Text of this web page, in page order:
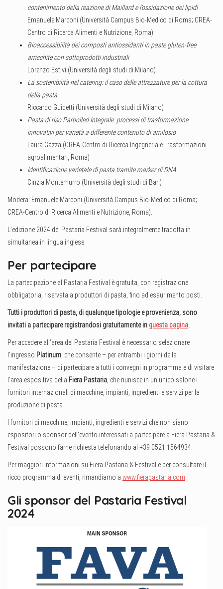
contenimento della reazione di Maillard e l’ossidazione dei lipidi
Emanuele Marconi (Università Campus Bio-Medico di Roma; CREA-
Centro di Ricerca Alimenti e Nutrizione, Roma)
Bioaccessibilità dei composti antiossidanti in paste gluten-free
arricchite con sottoprodotti industriali
Lorenzo Estivi (Università degli studi di Milano)
La sostenibilità nel catering: il caso delle attrezzature per la cottura
della pasta
Riccardo Guidetti (Università degli studi di Milano)
Pasta di riso Parboiled Integrale: processi di trasformazione
innovativi per varietà a differente contenuto di amilosio
Laura Gazza (CREA-Centro di Ricerca Ingegneria e Trasformazioni
agroalimentari, Roma)
Identificazione varietale di pasta tramite marker di DNA
Cinzia Montemurro (Università degli studi di Bari)
Modera: Emanuele Marconi (Università Campus Bio-Medico di Roma;
CREA-Centro di Ricerca Alimenti e Nutrizione, Roma).
L’edizione 2024 del Pastaria Festival sarà integralmente tradotta in
simultanea in lingua inglese.
Per partecipare
La partecipazione al Pastaria Festival è gratuita, con registrazione
obbligatoria, riservata a produttori di pasta, fino ad esaurimento posti.
Tutti i produttori di pasta, di qualunque tipologie e provenienza, sono
invitati a partecipare registrandosi gratuitamente in questa pagina.
Per accedere all’area del Pastaria Festival è necessario selezionare
l’ingresso Platinum, che consente – per entrambi i giorni della
manifestazione – di partecipare a tutti i convegni in programma e di visitare
l’area espositiva della Fiera Pastaria, che riunisce in un unico salone i
fornitori internazionali di macchine, impianti, ingredienti e servizi per la
produzione di pasta.
I fornitori di macchine, impianti, ingredienti e servizi che non siano
espositori o sponsor dell’evento interessati a partecipare a Fiera Pastaria &
Festival possono farne richiesta telefonando al +39 0521 1564934.
Per maggiori informazioni su Fiera Pastaria & Festival e per consultare il
ricco programma di eventi, rimandiamo a www.fierapastaria.com.
Gli sponsor del Pastaria Festival
2024